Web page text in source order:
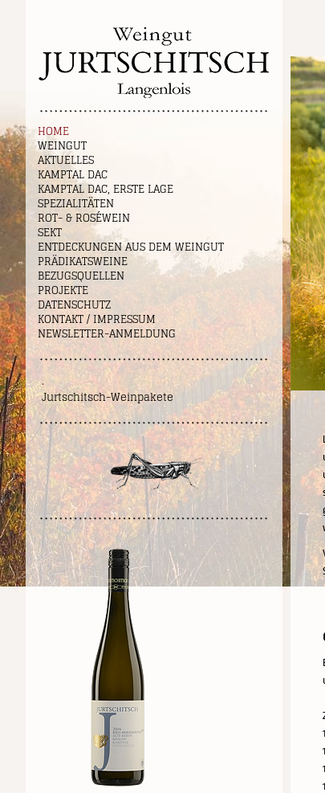
HOME
WEINGUT
AKTUELLES
KAMPTAL DAC
KAMPTAL DAC, ERSTE LAGE
SPEZIALITÄTEN
ROT- & ROSÉWEIN
SEKT
ENTDECKUNGEN AUS DEM WEINGUT
PRÄDIKATSWEINE
BEZUGSQUELLEN
PROJEKTE
DATENSCHUTZ
KONTAKT / IMPRESSUM
NEWSLETTER-ANMELDUNG
.
Jurtschitsch-Weinpakete